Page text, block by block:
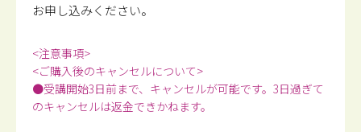
お申し込みください。
<注意事項>
<ご購入後のキャンセルについて>
●受講開始3日前まで、キャンセルが可能です。3日過ぎて
のキャンセルは返金できかねます。